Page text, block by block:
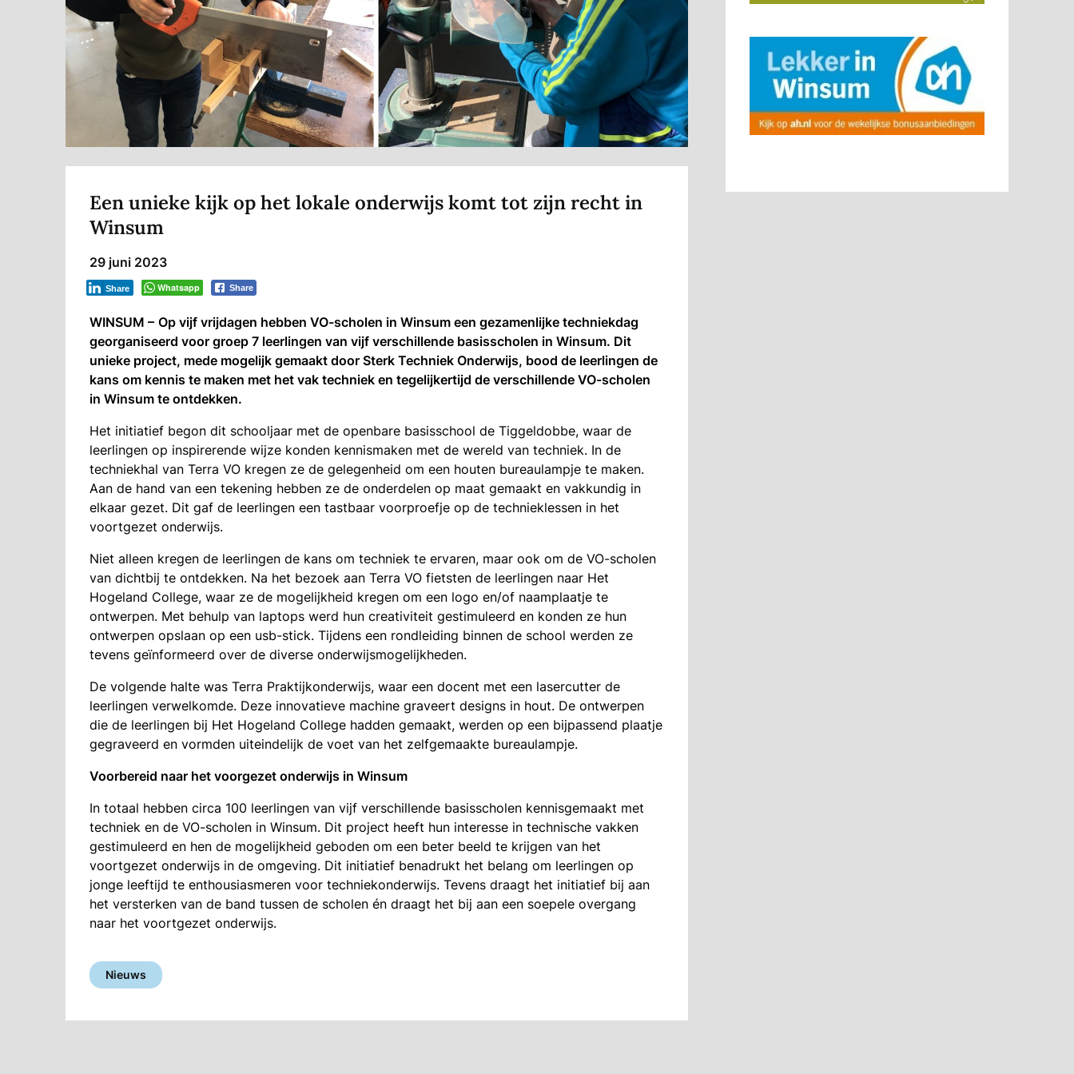
Een unieke kijk op het lokale onderwijs komt tot zijn recht in
Winsum
29 juni 2023
Whatsapp Share
Share
WINSUM – Op vijf vrijdagen hebben VO-scholen in Winsum een gezamenlijke techniekdag
georganiseerd voor groep 7 leerlingen van vijf verschillende basisscholen in Winsum. Dit
unieke project, mede mogelijk gemaakt door Sterk Techniek Onderwijs, bood de leerlingen de
kans om kennis te maken met het vak techniek en tegelijkertijd de verschillende VO-scholen
in Winsum te ontdekken.
Het initiatief begon dit schooljaar met de openbare basisschool de Tiggeldobbe, waar de
leerlingen op inspirerende wijze konden kennismaken met de wereld van techniek. In de
techniekhal van Terra VO kregen ze de gelegenheid om een houten bureaulampje te maken.
Aan de hand van een tekening hebben ze de onderdelen op maat gemaakt en vakkundig in
elkaar gezet. Dit gaf de leerlingen een tastbaar voorproefje op de technieklessen in het
voortgezet onderwijs.
Niet alleen kregen de leerlingen de kans om techniek te ervaren, maar ook om de VO-scholen
van dichtbij te ontdekken. Na het bezoek aan Terra VO fietsten de leerlingen naar Het
Hogeland College, waar ze de mogelijkheid kregen om een logo en/of naamplaatje te
ontwerpen. Met behulp van laptops werd hun creativiteit gestimuleerd en konden ze hun
ontwerpen opslaan op een usb-stick. Tijdens een rondleiding binnen de school werden ze
tevens geïnformeerd over de diverse onderwijsmogelijkheden.
De volgende halte was Terra Praktijkonderwijs, waar een docent met een lasercutter de
leerlingen verwelkomde. Deze innovatieve machine graveert designs in hout. De ontwerpen
die de leerlingen bij Het Hogeland College hadden gemaakt, werden op een bijpassend plaatje
gegraveerd en vormden uiteindelijk de voet van het zelfgemaakte bureaulampje.
Voorbereid naar het voorgezet onderwijs in Winsum
In totaal hebben circa 100 leerlingen van vijf verschillende basisscholen kennisgemaakt met
techniek en de VO-scholen in Winsum. Dit project heeft hun interesse in technische vakken
gestimuleerd en hen de mogelijkheid geboden om een beter beeld te krijgen van het
voortgezet onderwijs in de omgeving. Dit initiatief benadrukt het belang om leerlingen op
jonge leeftijd te enthousiasmeren voor techniekonderwijs. Tevens draagt het initiatief bij aan
het versterken van de band tussen de scholen én draagt het bij aan een soepele overgang
naar het voortgezet onderwijs.
Nieuws